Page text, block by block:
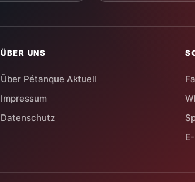
ÜBER UNS
Über Pétanque Aktuell
Impressum
Datenschutz